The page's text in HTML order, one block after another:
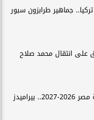
جماهير طرابزون سبور
على انتقال محمد صلاح
قرعة كأس عاصمة مصر 2026-2027.. بيراميدز